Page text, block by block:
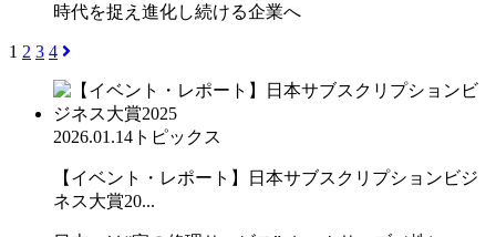
時代を捉え進化し続ける企業へ
1 2 3 4
2026.01.14 トピックス
【イベント・レポート】日本サブスクリプションビジ
ネス大賞20...